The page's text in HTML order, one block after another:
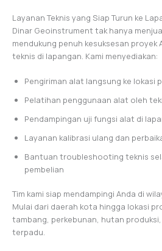
Layanan Teknis yang Siap Turun ke
Dinar Geoinstrument tak hanya
mendukung penuh kesuksesan proyek
teknis di lapangan. Kami menyediakan:
Pengiriman alat langsung ke lokasi
Pelatihan penggunaan alat oleh
Pendampingan uji fungsi alat di
Layanan kalibrasi ulang dan
Bantuan troubleshooting teknis
pembelian
Tim kami siap mendampingi Anda di
Mulai dari daerah kota hingga lokasi
tambang, perkebunan, hutan
terpadu.